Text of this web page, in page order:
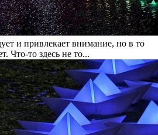
и привлекает внимание, но в то
Что-то здесь не то...